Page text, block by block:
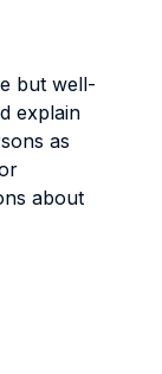
but well-
explain
as
about